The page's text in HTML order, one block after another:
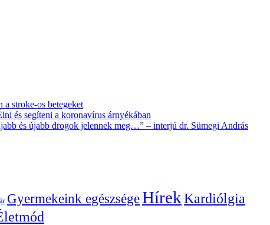
a stroke-os betegeket
és segíteni a koronavírus árnyékában
és újabb drogok jelennek meg…” – interjú dr. Sümegi András
Gyermekeink egészségeHírekKardiólgia